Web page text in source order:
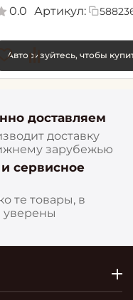
0.0
Артикул:
Авторизуйтесь, чтобы
доставляем
доставку
зарубежью
и сервисное
те товары, в
уверены